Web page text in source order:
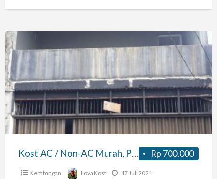
Kost
AC
/
Non-
AC
Murah,
Parkir
luas
dekat
Rp 700.000
Kost AC / Non-AC Murah, Parkir sangat luas dekat RCTI, METRO TV, RS. SILOAM
Kembangan Lova Kost 17 Juli 2021